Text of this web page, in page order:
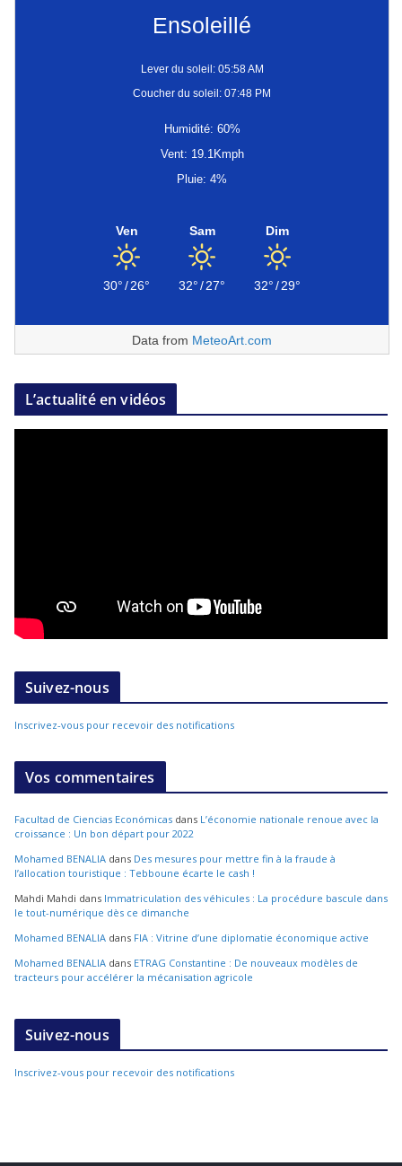
Ensoleillé
Lever du soleil: 05:58 AM
Coucher du soleil: 07:48 PM
Humidité: 60%
Vent: 19.1Kmph
Pluie: 4%
Ven
30°/26°
Sam
32°/27°
Dim
32°/29°
Data from MeteoArt.com
L’actualité en vidéos
Suivez-nous
Inscrivez-vous pour recevoir des notifications
Vos commentaires
Facultad de Ciencias Económicas dans L’économie nationale renoue avec la
croissance : Un bon départ pour 2022
Mohamed BENALIA dans Des mesures pour mettre fin à la fraude à
l’allocation touristique : Tebboune écarte le cash !
Mahdi Mahdi dans Immatriculation des véhicules : La procédure bascule dans
le tout-numérique dès ce dimanche
Mohamed BENALIA dans FIA : Vitrine d’une diplomatie économique active
Mohamed BENALIA dans ETRAG Constantine : De nouveaux modèles de
tracteurs pour accélérer la mécanisation agricole
Suivez-nous
Inscrivez-vous pour recevoir des notifications